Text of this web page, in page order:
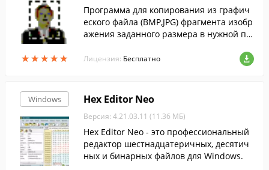
★★★★★
★★★★★
Программа для копирования из графич
еского файла (BMP,JPG) фрагмента изобр
ажения заданного размера в нужной пр
Лицензия: Бесплатно
Windows Hex Editor Neo
Версия: 4.21.03.11 (11.36 МБ)
Hex Editor Neo - это профессиональный
редактор шестнадцатеричных, десятич
ных и бинарных файлов для Windows.